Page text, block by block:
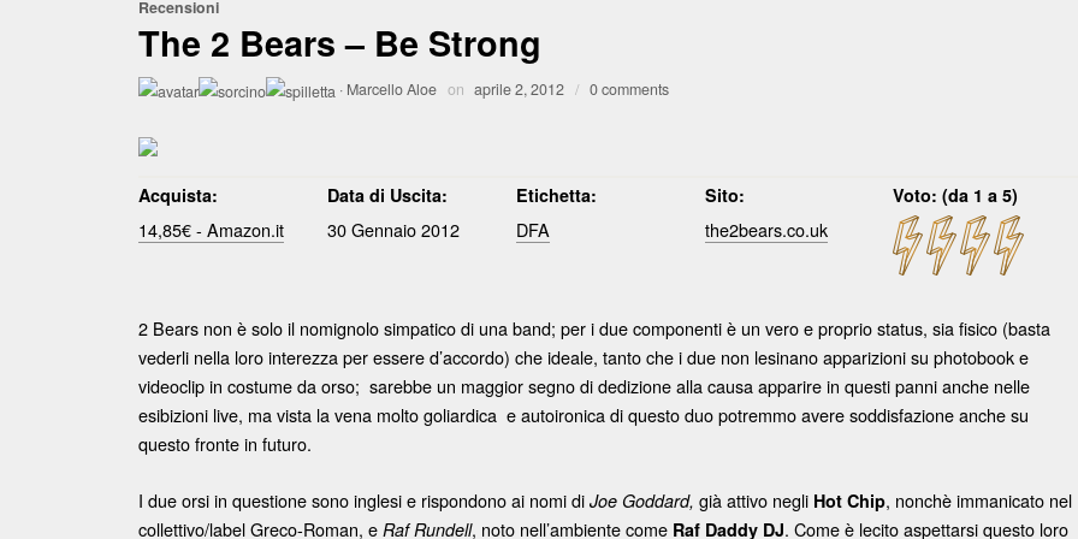
Recensioni
The 2 Bears – Be Strong
· Marcello Aloe on aprile 2, 2012 / 0 comments
Acquista: Data di Uscita: Etichetta: Sito: Voto: (da 1 a 5)
14,85€ - Amazon.it 30 Gennaio 2012 DFA the2bears.co.uk
2 Bears non è solo il nomignolo simpatico di una band; per i due componenti è un vero e proprio status, sia fisico (basta
vederli nella loro interezza per essere d’accordo) che ideale, tanto che i due non lesinano apparizioni su photobook e
videoclip in costume da orso; sarebbe un maggior segno di dedizione alla causa apparire in questi panni anche nelle
esibizioni live, ma vista la vena molto goliardica e autoironica di questo duo potremmo avere soddisfazione anche su
questo fronte in futuro.
I due orsi in questione sono inglesi e rispondono ai nomi di Joe Goddard, già attivo negli Hot Chip, nonchè immanicato nel
collettivo/label Greco-Roman, e Raf Rundell, noto nell’ambiente come Raf Daddy DJ. Come è lecito aspettarsi questo loro